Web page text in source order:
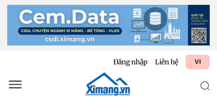
Đăng nhập Liên hệ VI